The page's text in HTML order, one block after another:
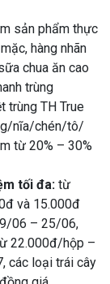
sản phẩm thực
hàng nhãn
chua ăn cao
trùng
trùng TH True
nĩa/chén/tô/
từ 20% – 30%
tối đa: từ
và 15.000đ
06 – 25/06,
22.000đ/hộp –
các loại trái cây